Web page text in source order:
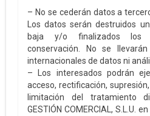
– No se cederán datos a
Los datos serán destruidos
baja y/o finalizados los
conservación. No se
internacionales de datos ni
– Los interesados podrán
acceso, rectificación,
limitación del tratamiento
GESTIÓN COMERCIAL, S.L.U.